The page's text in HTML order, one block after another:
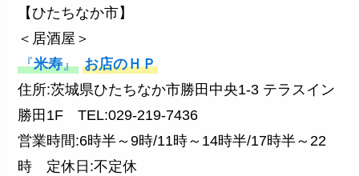
【ひたちなか市】
＜居酒屋＞
『米寿』 お店のＨＰ
住所:茨城県ひたちなか市勝田中央1-3 テラスイン
勝田1F TEL:029-219-7436
営業時間:6時半～9時/11時～14時半/17時半～22
時 定休日:不定休